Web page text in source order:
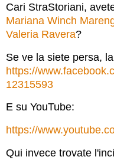
Cari StraStoriani,
Mariana Winch
Valeria Ravera?
Se ve la siete persa,
https://
12315593
E su YouTube:
https://
Qui invece trovate